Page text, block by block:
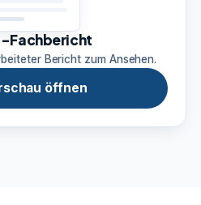
Fachbericht
Bericht zum Ansehen.
öffnen